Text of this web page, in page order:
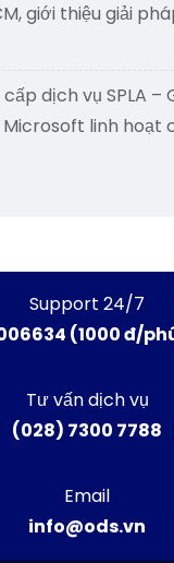
giới thiệu giải
dịch vụ SPLA –
linh hoạt
Support 24/7
(1000 đ/
Tư vấn dịch vụ
(028) 7300 7788
Email
info@ods.vn